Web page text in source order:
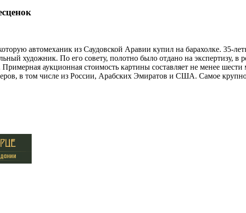
автомеханик из Саудовской Аравии купил на барахолке. 35-
художник. По его совету, полотно было отдано на экспертизу, в
аукционная стоимость картины составляет не менее
в том числе из России, Арабских Эмиратов и США. Самое